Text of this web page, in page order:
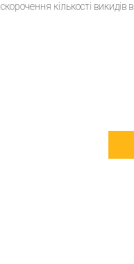
скорочення кількості викидів в